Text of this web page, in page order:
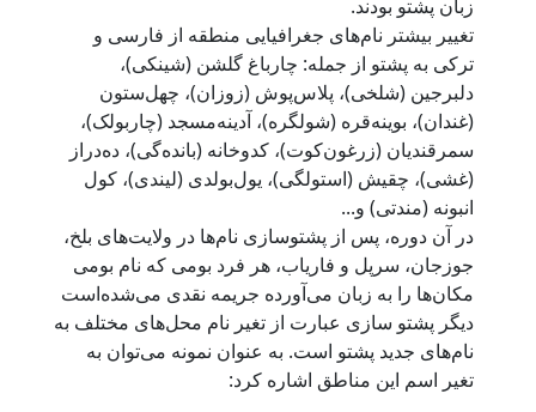
زبان پشتو بودند.
تغییر بیشتر نام‌های جغرافیایی منطقه از فارسی و
ترکی به پشتو از جمله: چارباغ گلشن (شینکی)،
دلبرجین (شلخی)، پلاس‌پوش (زوزان)، چهل‌ستون
(غندان)، بوینه‌قره (شولگره)، آدینه‌مسجد (چاربولک)،
سمرقندیان (زرغون‌کوت)، کدوخانه (بانده‌گی)، ده‌دراز
(غشی)، چقیش (استولگی)، یول‌بولدی (لیندی)، کول
انبونه (مندتی) و...
در آن دوره، پس از پشتوسازی نام‌ها در ولایت‌های بلخ،
جوزجان، سرپل و فاریاب، هر فرد بومی که نام بومی
مکان‌ها را به زبان می‌آورده جریمه نقدی می‌شده‌است
دیگر پشتو سازی عبارت از تغیر نام محل‌های مختلف به
نام‌های جدید پشتو است. به عنوان نمونه می‌توان به
تغیر اسم این مناطق اشاره کرد: